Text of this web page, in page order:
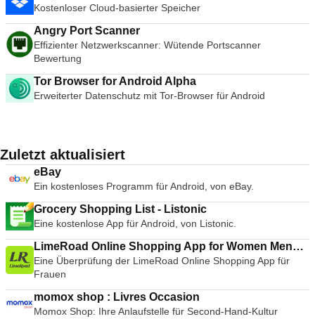
Kostenloser Cloud-basierter Speicher
Angry Port Scanner
Effizienter Netzwerkscanner: Wütende Portscanner
Bewertung
Tor Browser for Android Alpha
Erweiterter Datenschutz mit Tor-Browser für Android
Zuletzt aktualisiert
eBay
Ein kostenloses Programm für Android, von eBay.
Grocery Shopping List - Listonic
Eine kostenlose App für Android, von Listonic.
LimeRoad Online Shopping App for Women Men
Kids
Eine Überprüfung der LimeRoad Online Shopping App für
Frauen
momox shop : Livres Occasion
Momox Shop: Ihre Anlaufstelle für Second-Hand-Kultur